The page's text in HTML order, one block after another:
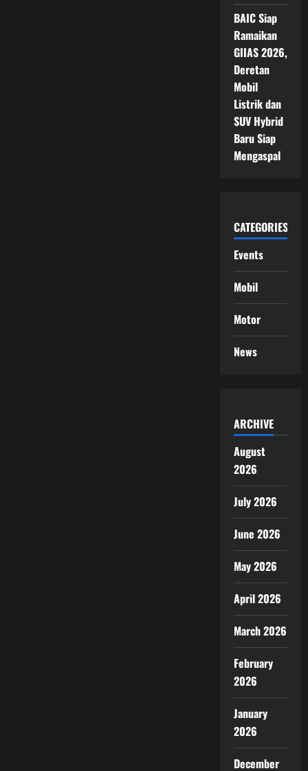
BAIC Siap
Ramaikan
GIIAS 2026,
Deretan
Mobil
Listrik dan
SUV Hybrid
Baru Siap
Mengaspal
CATEGORIES
Events
Mobil
Motor
News
ARCHIVE
August
2026
July 2026
June 2026
May 2026
April 2026
March 2026
February
2026
January
2026
December